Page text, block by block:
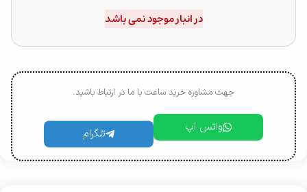
در انبار موجود نمی باشد
جهت مشاوره خرید ساعت با ما در ارتباط باشید.
واتس اپ تلگرام